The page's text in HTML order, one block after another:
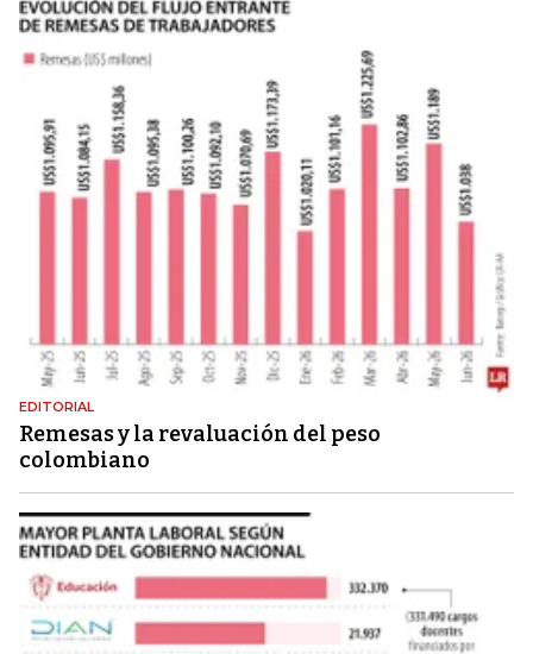
EDITORIAL
Remesas y la revaluación del peso
colombiano